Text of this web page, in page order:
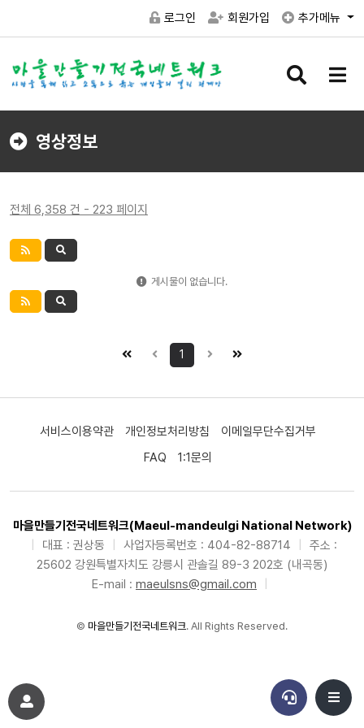
로그인 회원가입 추가메뉴
검
버
메
버
영상정보
전체 6,358 건 - 223 페이지
게시물이 없습니다.
1
서비스이용약관 개인정보처리방침
이메일무단수집거부
FAQ
1:1문의
마을만들기전국네트워크(Maeul-mandeulgi National Network)
대표 : 권상동 사업자등록번호 : 404-82-88714
주소 :
25602 강원특별자치도 강릉시 관솔길 89-3 202호 (내곡동)
E-mail : maeulsns@gmail.com
© 마을만들기전국네트워크. All Rights Reserved.